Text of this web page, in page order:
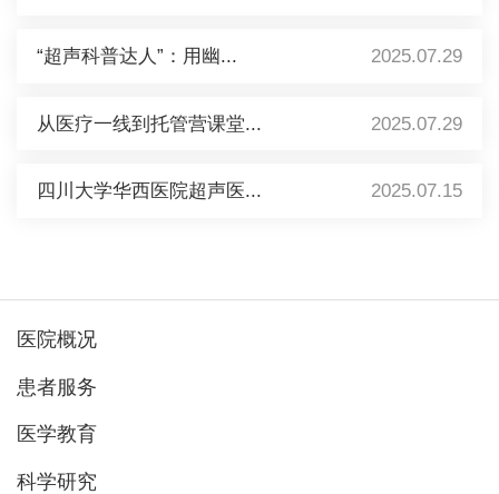
“超声科普达人”：用幽... 2025.07.29
从医疗一线到托管营课堂... 2025.07.29
四川大学华西医院超声医... 2025.07.15
医院概况
患者服务
医学教育
科学研究